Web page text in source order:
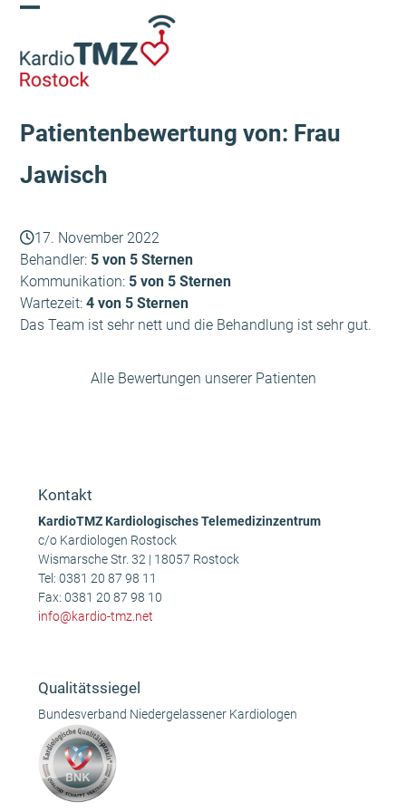
Skip
content
mobile
menu
mobile
menu
Patientenbewertung von: Frau
Jawisch
17. November 2022
Behandler: 5 von 5 Sternen
Kommunikation: 5 von 5 Sternen
Wartezeit:4 von 5 Sternen
Das Team ist sehr nett und die Behandlung ist sehr gut.
Alle Bewertungen unserer Patienten
Kontakt
KardioTMZ Kardiologisches Telemedizinzentrum
c/o Kardiologen Rostock
Wismarsche Str. 32 | 18057 Rostock
Tel:0381 20 87 98 11
Fax: 0381 20 87 98 10
info@kardio-tmz.net
Qualitätssiegel
Bundesverband Niedergelassener Kardiologen